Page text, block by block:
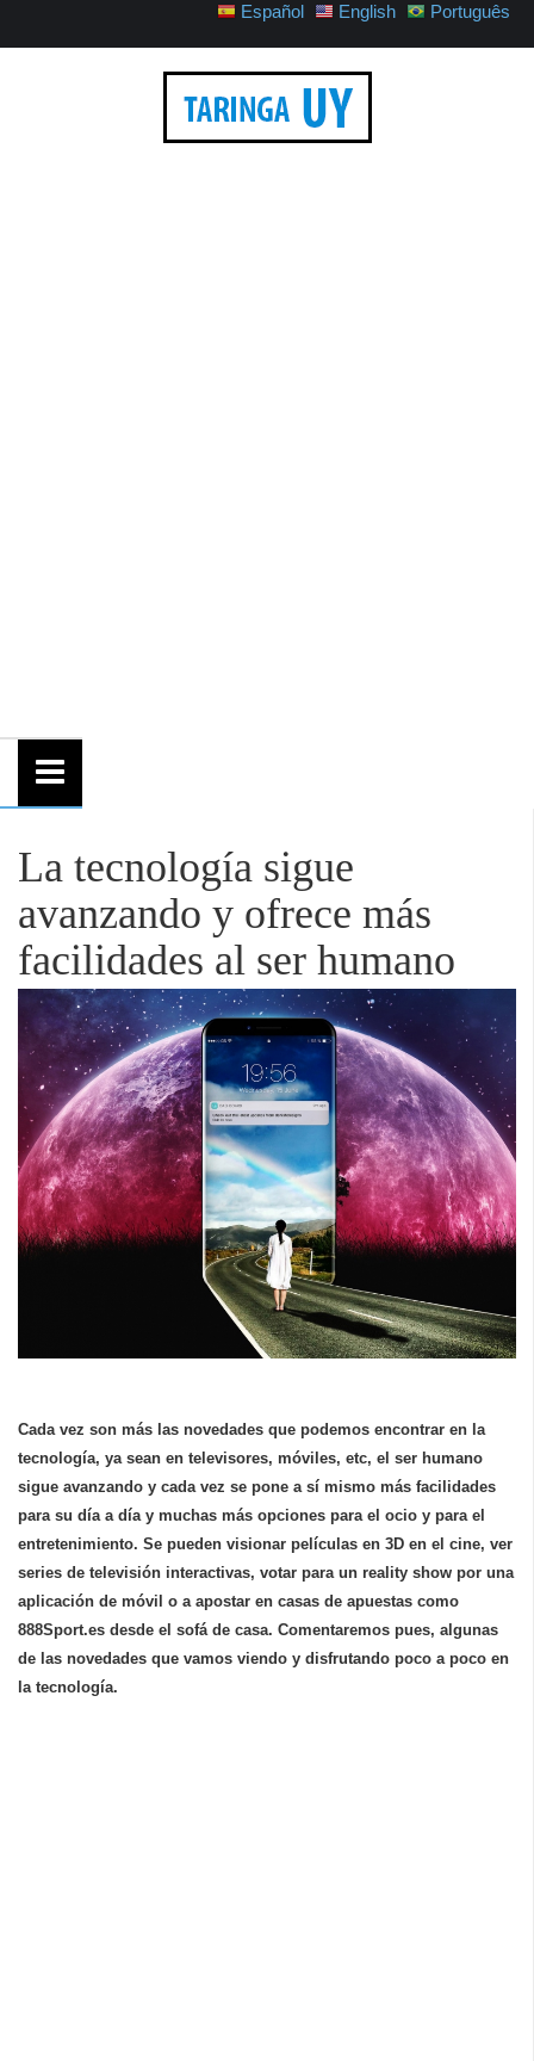
Español English Português
La tecnología sigue
avanzando y ofrece más
facilidades al ser humano
Cada vez son más las novedades que podemos encontrar en la
tecnología, ya sean en televisores, móviles, etc, el ser humano
sigue avanzando y cada vez se pone a sí mismo más facilidades
para su día a día y muchas más opciones para el ocio y para el
entretenimiento. Se pueden visionar películas en 3D en el cine, ver
series de televisión interactivas, votar para un reality show por una
aplicación de móvil o a apostar en casas de apuestas como
888Sport.es desde el sofá de casa. Comentaremos pues, algunas
de las novedades que vamos viendo y disfrutando poco a poco en
la tecnología.